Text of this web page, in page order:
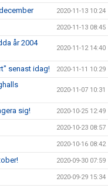
2020-11-13 10:24
2020-11-13 08:45
år 2004
2020-11-12 14:40
senast idag! 2020-11-11 10:29
2020-11-07 10:31
sig! 2020-10-25 12:49
2020-10-23 08:57
2020-10-16 08:42
2020-09-30 07:59
2020-09-29 15:34